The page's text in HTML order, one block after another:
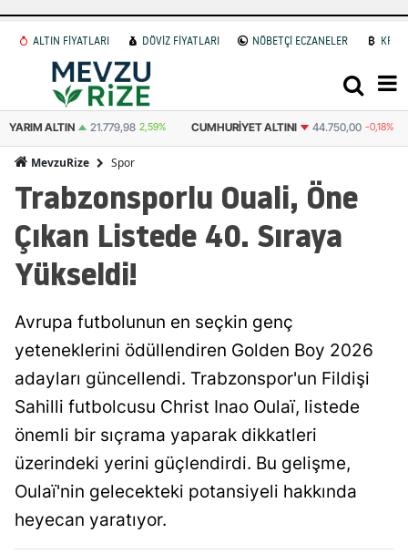
ALTIN FİYATLARI DÖVİZ FİYATLARI NÖBETÇİ ECZANELER
YARIM ALTIN 21.779,98 2,59% CUMHURIYET ALTINI 44.750,00 -0,18%
MevzuRize Spor
Trabzonsporlu Ouali, Öne
Çıkan Listede 40. Sıraya
Yükseldi!
Avrupa futbolunun en seçkin genç
yeteneklerini ödüllendiren Golden Boy 2026
adayları güncellendi. Trabzonspor'un Fildişi
Sahilli futbolcusu Christ Inao Oulaï, listede
önemli bir sıçrama yaparak dikkatleri
üzerindeki yerini güçlendirdi. Bu gelişme,
Oulaï'nin gelecekteki potansiyeli hakkında
heyecan yaratıyor.